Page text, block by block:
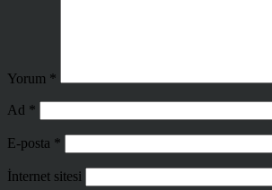
Yorum *
Ad *
E-posta *
İnternet sitesi